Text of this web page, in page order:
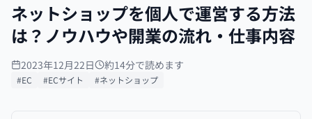
ネットショップを個人で運営する方法
は？ノウハウや開業の流れ・仕事内容
2023年12月22日 約14分で読めます
#EC #ECサイト #ネットショップ